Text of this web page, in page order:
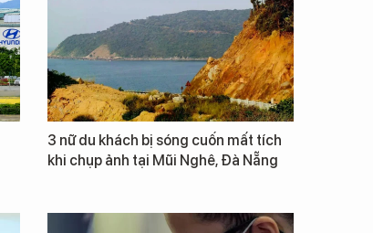
3 nữ du khách bị sóng cuốn mất tích
khi chụp ảnh tại Mũi Nghê, Đà Nẵng